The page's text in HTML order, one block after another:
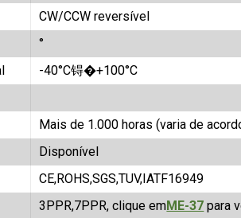
CW/CCW reversível
°
-40°C锝�+100°C
Mais de 1.000 horas (varia de
Disponível
CE,ROHS,SGS,TUV,IATF16949
3PPR,7PPR, clique emME-37 para